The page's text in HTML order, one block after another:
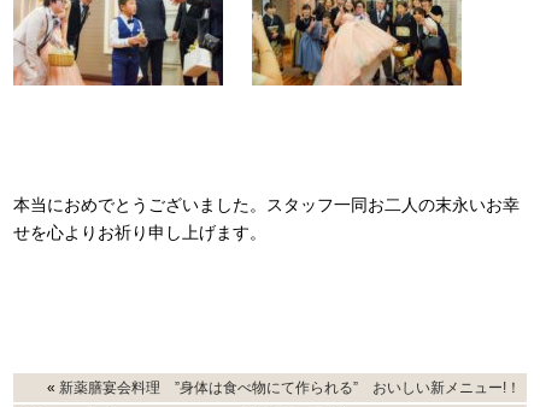
本当におめでとうございました。スタッフ一同お二人の末永いお幸
せを心よりお祈り申し上げます。
« 新薬膳宴会料理 ”身体は食べ物にて作られる” おいしい新メニュー!！